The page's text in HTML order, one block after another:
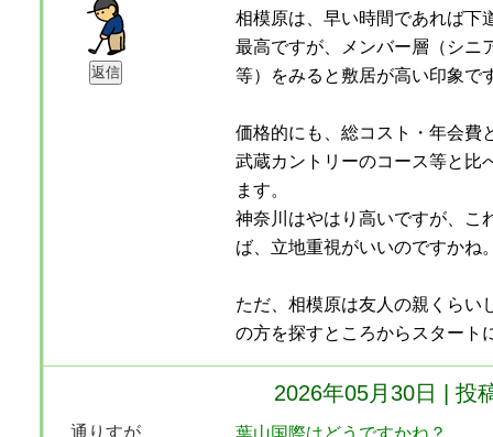
相模原は、早い時間であれば下
最高ですが、メンバー層（シニ
等）をみると敷居が高い印象で
価格的にも、総コスト・年会費
武蔵カントリーのコース等と比
ます。
神奈川はやはり高いですが、こ
ば、立地重視がいいのですかね
ただ、相模原は友人の親くらい
の方を探すところからスタート
2026年05月30日 | 投
通りすが 葉山国際はどうですかね？